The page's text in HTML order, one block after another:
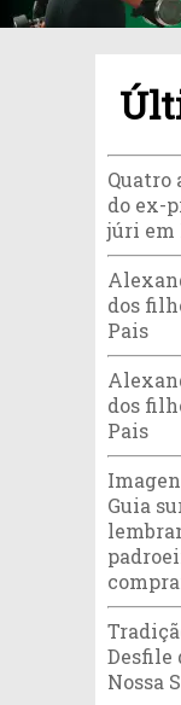
Quatro
do ex-
júri em
dos
Pais
dos
Pais
Guia
Desfile
Nossa